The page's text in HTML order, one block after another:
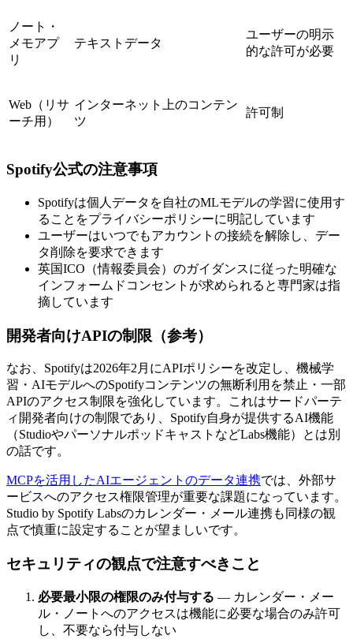
ノート・
メモアプ
リ
テキストデータ
ユーザーの明示
的な許可が必要
Web（リサ
ーチ用）
インターネット上のコンテン
ツ
許可制
Spotify公式の注意事項
Spotifyは個人データを自社のMLモデルの学習に使用す
ることをプライバシーポリシーに明記しています
ユーザーはいつでもアカウントの接続を解除し、デー
タ削除を要求できます
英国ICO（情報委員会）のガイダンスに従った明確な
インフォームドコンセントが求められると専門家は指
摘しています
開発者向けAPIの制限（参考）
なお、Spotifyは2026年2月にAPIポリシーを改定し、機械学
習・AIモデルへのSpotifyコンテンツの無断利用を禁止・一部
APIのアクセス制限を強化しています。これはサードパーテ
ィ開発者向けの制限であり、Spotify自身が提供するAI機能
（StudioやパーソナルポッドキャストなどLabs機能）とは別
の話です。
MCPを活用したAIエージェントのデータ連携では、外部サ
ービスへのアクセス権限管理が重要な課題になっています。
Studio by Spotify Labsのカレンダー・メール連携も同様の観
点で慎重に設定することが望ましいです。
セキュリティの観点で注意すべきこと
必要最小限の権限のみ付与する — カレンダー・メー
ル・ノートへのアクセスは機能に必要な場合のみ許可
し、不要なら付与しない